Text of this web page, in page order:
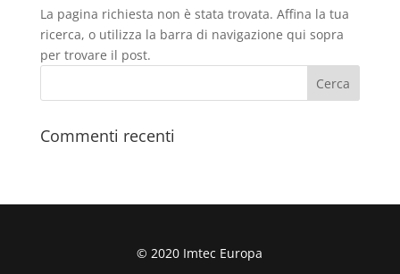
La pagina richiesta non è stata trovata. Affina la tua
ricerca, o utilizza la barra di navigazione qui sopra
per trovare il post.
Commenti recenti
© 2020 Imtec Europa